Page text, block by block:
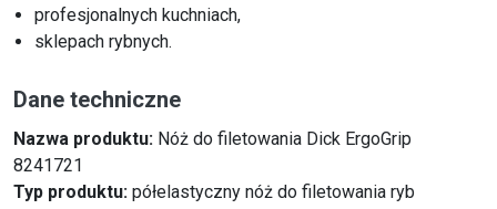
profesjonalnych kuchniach,
sklepach rybnych.
Dane techniczne
Nazwa produktu: Nóż do filetowania Dick ErgoGrip
8241721
Typ produktu: półelastyczny nóż do filetowania ryb